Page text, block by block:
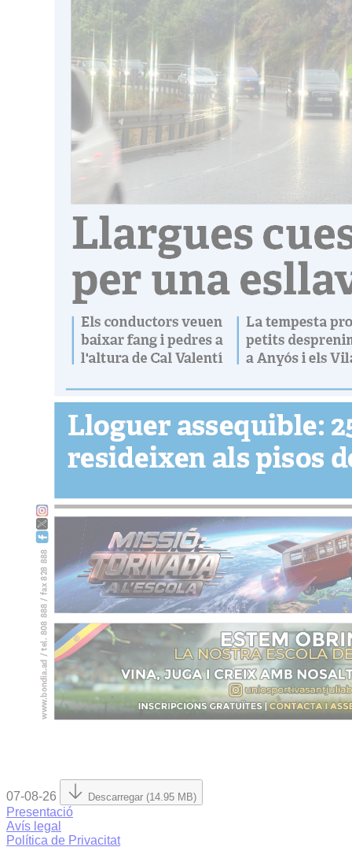
07-08-26 Descarregar (14.95 MB)
Presentació
Avís legal
Política de Privacitat